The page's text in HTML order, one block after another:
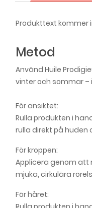
Produkttext kommer
Metod
Använd Huile
vinter och sommar –
För ansiktet:
Rulla produkten i
rulla direkt på huden
För kroppen:
Applicera genom att
mjuka, cirkulära
För håret: